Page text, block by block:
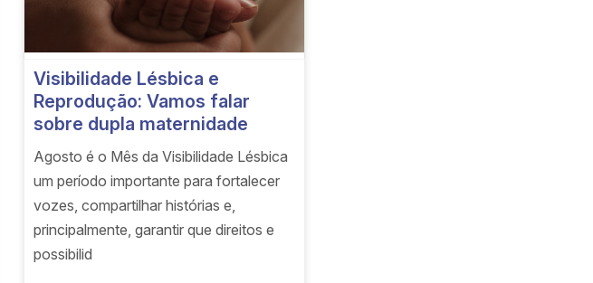
Visibilidade Lésbica e
Reprodução: Vamos falar
sobre dupla maternidade
Agosto é o Mês da Visibilidade Lésbica
um período importante para fortalecer
vozes, compartilhar histórias e,
principalmente, garantir que direitos e
possibilid